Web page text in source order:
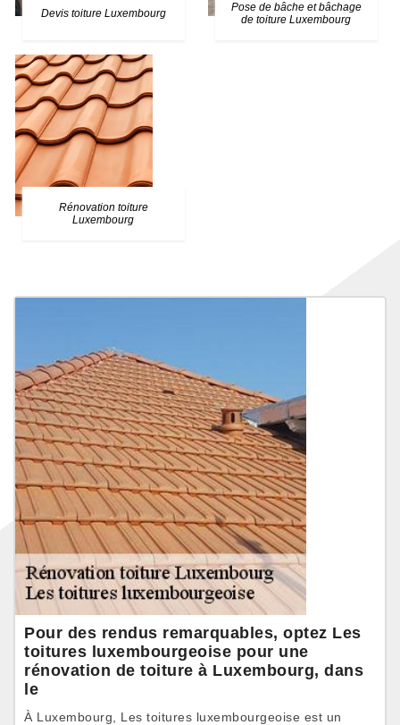
Devis toiture Luxembourg
Pose de bâche et bâchage
de toiture Luxembourg
Rénovation toiture
Luxembourg
Pour des rendus remarquables, optez Les
toitures luxembourgeoise pour une
rénovation de toiture à Luxembourg, dans
le
À Luxembourg, Les toitures luxembourgeoise est un